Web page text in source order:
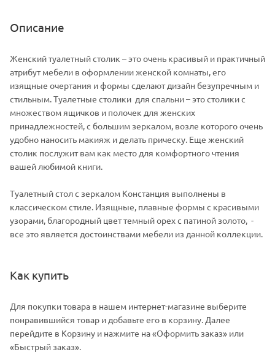
Описание
Женский туалетный столик – это очень красивый и практичный
атрибут мебели в оформлении женской комнаты, его
изящные очертания и формы сделают дизайн безупречным и
стильным. Туалетные столики для спальни – это столики с
множеством ящичков и полочек для женских
принадлежностей, с большим зеркалом, возле которого очень
удобно наносить макияж и делать прическу. Еще женский
столик послужит вам как место для комфортного чтения
вашей любимой книги.
Туалетный стол с зеркалом Констанция выполнены в
классическом стиле. Изящные, плавные формы с красивыми
узорами, благородный цвет темный орех с патиной золото, -
все это является достоинствами мебели из данной коллекции.
Как купить
Для покупки товара в нашем интернет-магазине выберите
понравившийся товар и добавьте его в корзину. Далее
перейдите в Корзину и нажмите на «Оформить заказ» или
«Быстрый заказ».